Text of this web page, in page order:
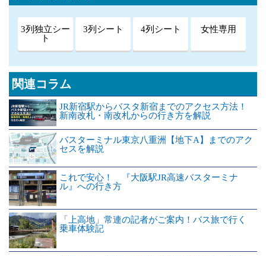
3列独立シー
ト
3列シート 4列シート 女性専用
関連コラム
JR新宿駅からバスタ新宿までのアクセス方法！
新南改札・南改札からの行き方を解説
バスターミナル東京八重洲【地下A】までのアク
セスを解説
これで安心！ 『大阪駅JR高速バスターミナ
ル』への行き方
「上高地」常連の記者がご案内！バス旅で行く
乗車体験記